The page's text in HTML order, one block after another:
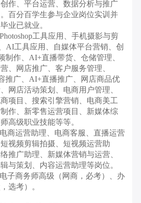
作、平台运营、数据分析与推广
百分百学生参与企业岗位实训并
业已就业。
工具应用、手机摄影与剪
AI工具应用、自媒体平台营销、创
制作、AI+直播带货、仓储管理、
、网店推广、客户服务管理、
推广、AI+直播推广、网店商品优
网店活动策划、电商用户管理、
项目、搜索引擎营销、电商美工
作、新零售运营项目、新媒体综
高级职业技能等等。
商运营助理、电商客服、直播运营
视频剪辑拍摄、短视频运营助
推广助理、新媒体营销与运营、
与策划、内容运营助理等岗位。
子商务师高级（网商，必考）、办
选考）。